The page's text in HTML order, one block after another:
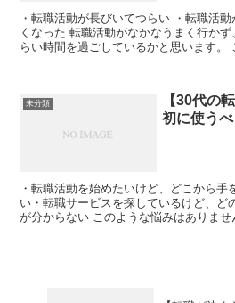
・転職活動が長びいてつらい ・転職活動がうまく行かず、自信がな
くなった 転職活動がなかなうまく行かず、こんな気持ちを抱えてつ
らい時間を過ごしているかと思います。 このつらさは、転職先がき
未分類
【30代の
初に使う
・転職活動を始めたいけど、どこから手
い・転職サービスを探しているけど、ど
が分からない このような悩みはありませんか。38歳で実際に転職し